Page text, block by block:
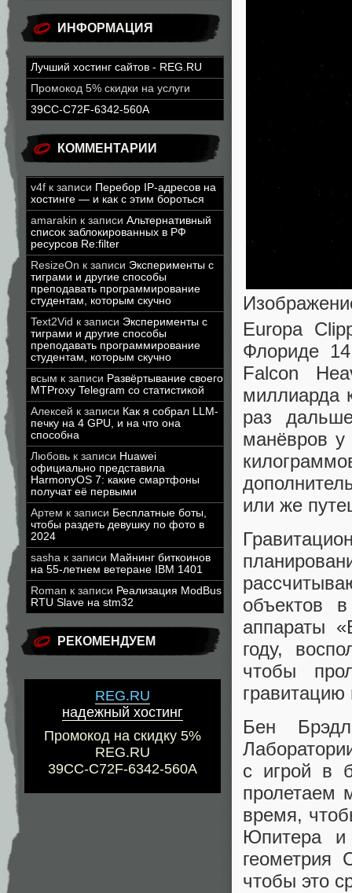
ИНФОРМАЦИЯ
Лучший хостинг сайтов - REG.RU
Промокод 5% скидки на услуги
39CC-C72F-6342-560A
КОММЕНТАРИИ
v4f к записи Перебор IP-адресов на
хостинге — и как с этим бороться
amarakin к записи Альтернативный
список заблокированных в РФ
ресурсов Re:filter
ResizeOn к записи Эксперименты с
тиграми и другие способы
преподавать программирование
студентам, которым скучно
Text2Vid к записи Эксперименты с
тиграми и другие способы
преподавать программирование
студентам, которым скучно
всым к записи Развёртывание своего
MTProxy Telegram со статистикой
Алексей к записи Как я собрал LLM-
печку на 4 GPU, и на что она
способна
Любовь к записи Huawei
официально представила
HarmonyOS 7: какие смартфоны
получат её первыми
Артем к записи Бесплатные боты,
чтобы раздеть девушку по фото в
2024
sasha к записи Майнинг биткоинов
на 55-летнем ветеране IBM 1401
Roman к записи Реализация ModBus
RTU Slave на stm32
РЕКОМЕНДУЕМ
REG.RU
надежный хостинг
Промокод на скидку 5%
REG.RU
39CC-C72F-6342-560A
Europa
Флориде
Falcon
миллиарда
раз
манёвров
или же
объектов
аппараты
году,
чтобы
Бен
с игрой в
пролетаем
время,
Юпитера
геометрия
чтобы это